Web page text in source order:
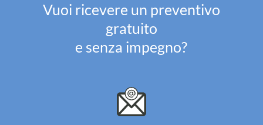
Vuoi ricevere un preventivo
gratuito
e senza impegno?